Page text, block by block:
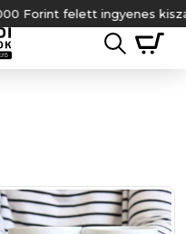
kiszállítás!